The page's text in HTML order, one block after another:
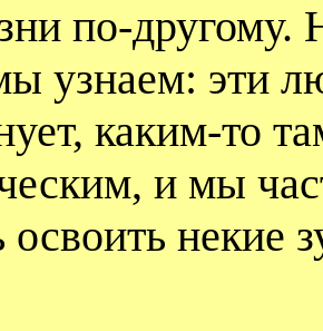
по-другому.
узнаем: эти
каким-то
и мы
освоить некие